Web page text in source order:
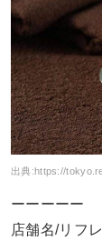
出典:https://
ーーーーー
店舗名/リフ